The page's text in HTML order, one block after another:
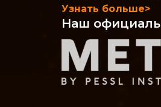
Узнать больше>
Наш